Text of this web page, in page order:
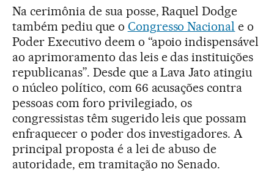
Na cerimônia de sua posse, Raquel Dodge
também pediu que o Congresso Nacional e o
Poder Executivo deem o “apoio indispensável
ao aprimoramento das leis e das instituições
republicanas”. Desde que a Lava Jato atingiu
o núcleo político, com 66 acusações contra
pessoas com foro privilegiado, os
congressistas têm sugerido leis que possam
enfraquecer o poder dos investigadores. A
principal proposta é a lei de abuso de
autoridade, em tramitação no Senado.